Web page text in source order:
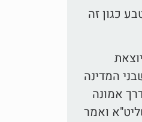
כגון זה
המדינה
אמונה
ואמר